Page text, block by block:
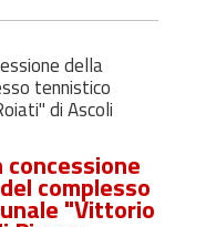
della
tennistico
di Ascoli
complesso
"Vittorio